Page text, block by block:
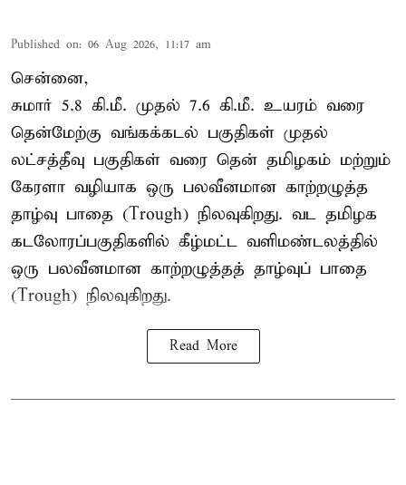
Published on: 06 Aug 2026, 11:17 am
சென்னை,
சுமார் 5.8 கி.மீ. முதல் 7.6 கி.மீ. உயரம் வரை
தென்மேற்கு வங்கக்கடல் பகுதிகள் முதல்
லட்சத்தீவு பகுதிகள் வரை தென் தமிழகம் மற்றும்
கேரளா வழியாக ஒரு பலவீனமான காற்றழுத்த
தாழ்வு பாதை (Trough) நிலவுகிறது. வட தமிழக
கடலோரப்பகுதிகளில் கீழ்மட்ட வளிமண்டலத்தில்
ஒரு பலவீனமான காற்றழுத்தத் தாழ்வுப் பாதை
(Trough) நிலவுகிறது.
Read More